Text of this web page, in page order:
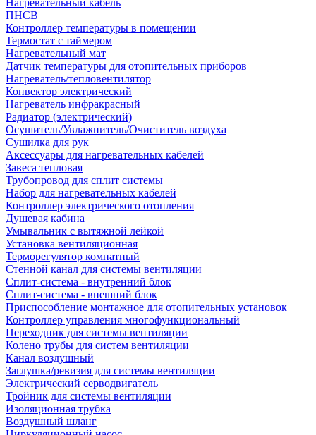
Нагревательный кабель
ПНСВ
Контроллер температуры в помещении
Термостат с таймером
Нагревательный мат
Датчик температуры для отопительных приборов
Нагреватель/тепловентилятор
Конвектор электрический
Нагреватель инфракрасный
Радиатор (электрический)
Осушитель/Увлажнитель/Очиститель воздуха
Сушилка для рук
Аксессуары для нагревательных кабелей
Завеса тепловая
Трубопровод для сплит системы
Набор для нагревательных кабелей
Контроллер электрического отопления
Душевая кабина
Умывальник с вытяжной лейкой
Установка вентиляционная
Терморегулятор комнатный
Стенной канал для системы вентиляции
Сплит-система - внутренний блок
Сплит-система - внешний блок
Приспособление монтажное для отопительных установок
Контроллер управления многофункциональный
Переходник для системы вентиляции
Колено трубы для систем вентиляции
Канал воздушный
Заглушка/ревизия для системы вентиляции
Электрический серводвигатель
Тройник для системы вентиляции
Изоляционная трубка
Воздушный шланг